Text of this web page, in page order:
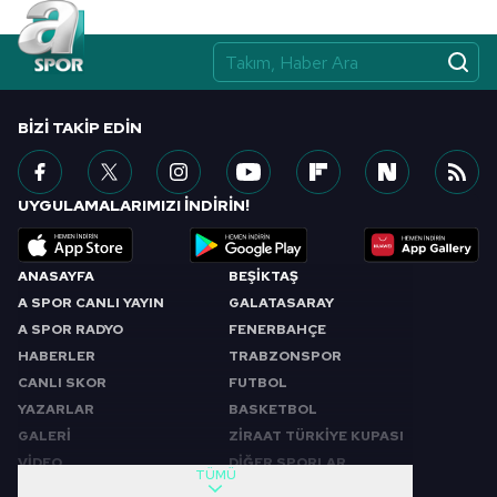
ANASAYFA
A SPOR CANLI YAYIN
A SPOR RADYO
HABERLER
CANLI SKOR
YAZARLAR
GALERİ
VİDEO
BEŞİKTAŞ
GALATASARAY
FENERBAHÇE
TRABZONSPOR
FUTBOL
BASKETBOL
ZİRAAT TÜRKİYE KUPASI
DİĞER SPORLAR
TÜMÜ
BIZI TAKIP EDIN
UYGULAMALARIMIZI İNDİRİN!